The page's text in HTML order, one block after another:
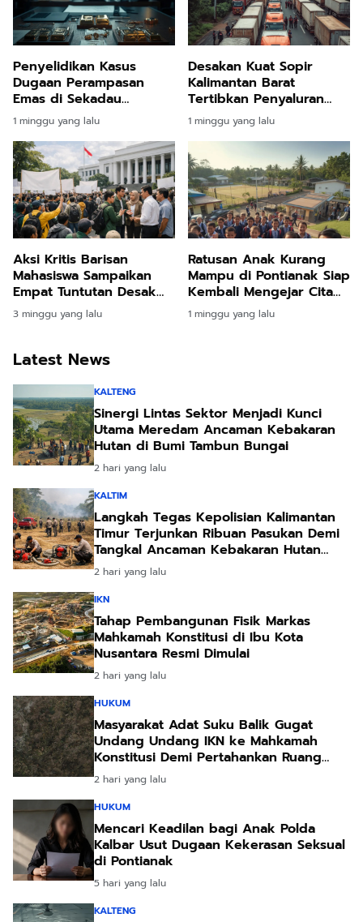
Penyelidikan Kasus
Dugaan Perampasan
Emas di Sekadau
Memasuki Babak Baru
Kejati Kalbar Periksa
Internal Pegawai
1 minggu yang lalu
Desakan Kuat Sopir
Kalimantan Barat
Tertibkan Penyaluran
Solar Subsidi Memantik
Respons Pengawalan
Ketat Aparat Kepolisian
1 minggu yang lalu
Aksi Kritis Barisan
Mahasiswa Sampaikan
Empat Tuntutan Desak
Evaluasi Kinerja Menteri
3 minggu yang lalu
Ratusan Anak Kurang
Mampu di Pontianak Siap
Kembali Mengejar Cita
Lewat Program Sekolah
Rakyat
1 minggu yang lalu
Latest News
KALTENG
Sinergi Lintas Sektor Menjadi Kunci
Utama Meredam Ancaman Kebakaran
Hutan di Bumi Tambun Bungai
2 hari yang lalu
KALTIM
Langkah Tegas Kepolisian Kalimantan
Timur Terjunkan Ribuan Pasukan Demi
Tangkal Ancaman Kebakaran Hutan
Akibat Kemarau Ekstrem
2 hari yang lalu
IKN
Tahap Pembangunan Fisik Markas
Mahkamah Konstitusi di Ibu Kota
Nusantara Resmi Dimulai
2 hari yang lalu
HUKUM
Masyarakat Adat Suku Balik Gugat
Undang Undang IKN ke Mahkamah
Konstitusi Demi Pertahankan Ruang
Hidup Leluhur
2 hari yang lalu
HUKUM
Mencari Keadilan bagi Anak Polda
Kalbar Usut Dugaan Kekerasan Seksual
di Pontianak
5 hari yang lalu
KALTENG